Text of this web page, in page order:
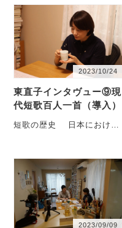
2023/10/24
東直子インタヴュー⑨現
代短歌百人一首（導入）
短歌の歴史 日本における
古・・・
2023/09/09